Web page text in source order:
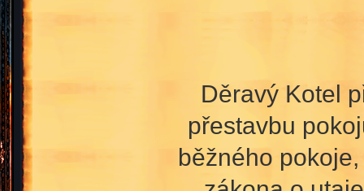
Děravý Kotel
přestavbu
běžného